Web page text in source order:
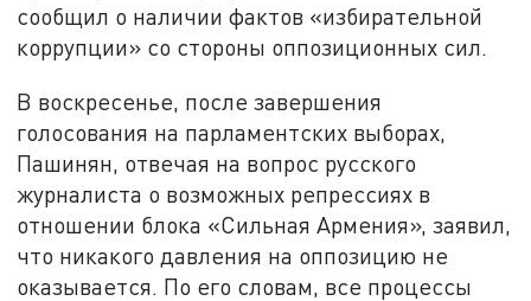
сообщил о наличии фактов «избирательной
коррупции» со стороны оппозиционных сил.
В воскресенье, после завершения
голосования на парламентских выборах,
Пашинян, отвечая на вопрос русского
журналиста о возможных репрессиях в
отношении блока «Сильная Армения», заявил,
что никакого давления на оппозицию не
оказывается. По его словам, все процессы